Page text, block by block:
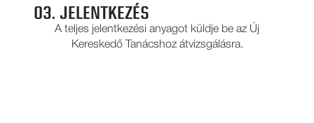
03. JELENTKEZÉS
A teljes jelentkezési anyagot küldje be az Új
Kereskedő Tanácshoz átvizsgálásra.